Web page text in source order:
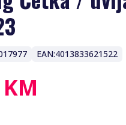
EAN:4013833621522